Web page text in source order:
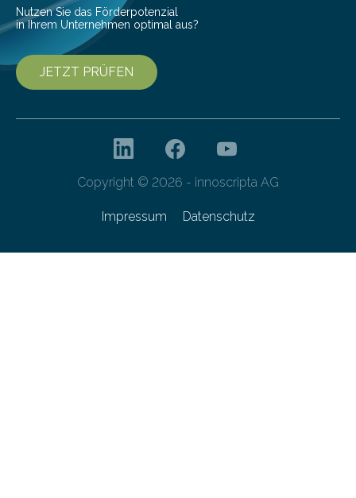
Nutzen Sie das Förderpotenzial
in Ihrem Unternehmen optimal aus?
JETZT PRÜFEN
Copyright © 2026 - innoscripta AG
Impressum Datenschutz